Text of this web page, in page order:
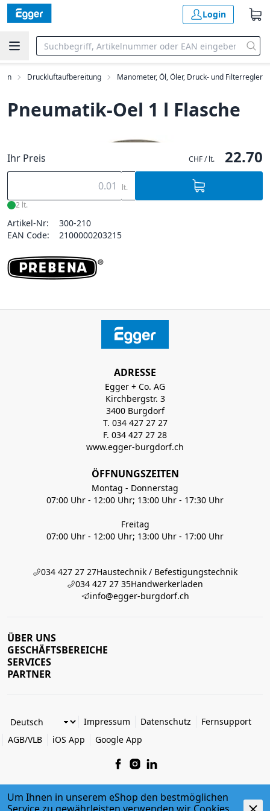
Login
Druckluftaufbereitung Manometer, Öl, Öler, Druck- und Filterregler
Pneumatik-Oel 1 l Flasche
Ihr Preis CHF / lt. 22.70
lt.
2 lt.
Artikel-Nr:
300-210
EAN Code:
2100000203215
ADRESSE
Egger + Co. AG
Kirchbergstr. 3
3400 Burgdorf
T. 034 427 27 27
F. 034 427 27 28
www.egger-burgdorf.ch
ÖFFNUNGSZEITEN
Montag - Donnerstag
07:00 Uhr - 12:00 Uhr; 13:00 Uhr - 17:30 Uhr
Freitag
07:00 Uhr - 12:00 Uhr; 13:00 Uhr - 17:00 Uhr
034 427 27 27Haustechnik / Befestigungstechnik
034 427 27 35Handwerkerladen
info@egger-burgdorf.ch
ÜBER UNS
GESCHÄFTSBEREICHE
SERVICES
PARTNER
Impressum Datenschutz
Fernsupport
AGB/VLB
iOS App Google App
© 2026 Egger + Co. AG
Um Ihnen in unserem eShop den bestmöglichen